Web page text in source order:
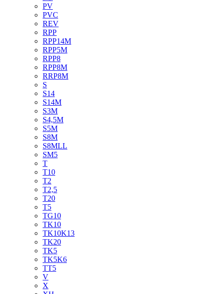
PV
PVC
REV
RPP
RPP14M
RPP5M
RPP8
RPP8M
RRP8M
S
S14
S14M
S3M
S4,5M
S5M
S8M
S8MLL
SM5
T
T10
T2
T2,5
T20
T5
TG10
TK10
TK10K13
TK20
TK5
TK5K6
TT5
V
X